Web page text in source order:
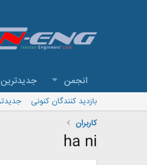
انجمن
بازدید کنندگان کنونی
کاربران
ha ni